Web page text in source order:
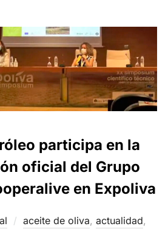
participa en la
oficial del Grupo
en Expoliva
aceite de oliva, actualidad,